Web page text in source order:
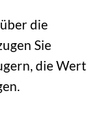
die
Sie
die Wert